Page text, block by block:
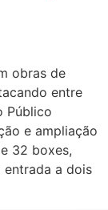
obras de
entre
Público
e ampliação
32 boxes,
entrada a dois